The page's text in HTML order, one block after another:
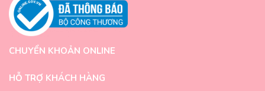
CHUYỂN KHOẢN ONLINE
HỖ TRỢ KHÁCH HÀNG